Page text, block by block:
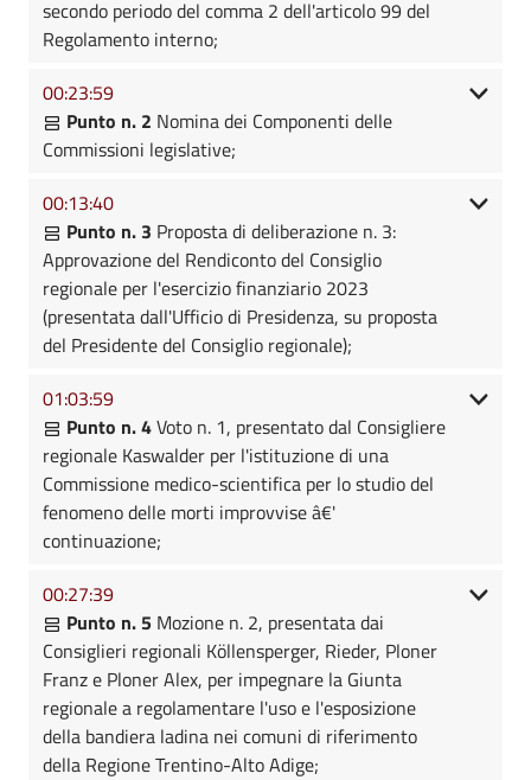
secondo periodo del comma 2 dell'articolo 99 del
Regolamento interno;
00:23:59
Punto n. 2 Nomina dei Componenti delle
Commissioni legislative;
00:13:40
Punto n. 3 Proposta di deliberazione n. 3:
Approvazione del Rendiconto del Consiglio
regionale per l'esercizio finanziario 2023
(presentata dall'Ufficio di Presidenza, su proposta
del Presidente del Consiglio regionale);
01:03:59
Punto n. 4Voto n. 1, presentato dal Consigliere
regionale Kaswalder per l'istituzione di una
Commissione medico-scientifica per lo studio del
fenomeno delle morti improvvise â€'
continuazione;
00:27:39
Punto n. 5 Mozione n. 2, presentata dai
Consiglieri regionali Köllensperger, Rieder, Ploner
Franz e Ploner Alex, per impegnare la Giunta
regionale a regolamentare l'uso e l'esposizione
della bandiera ladina nei comuni di riferimento
della Regione Trentino-Alto Adige;